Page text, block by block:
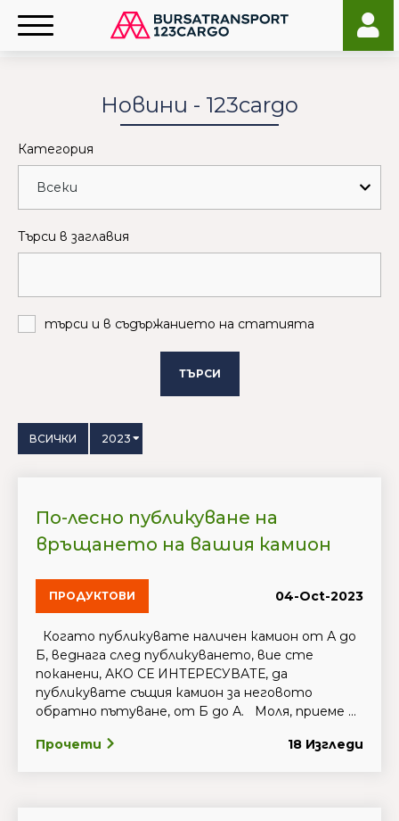
Новини - 123cargo
Категория
Търси в заглавия
търси и в съдържанието на статията
ТЪРСИ
ВСИЧКИ 2023
По-лесно публикуване на
връщането на вашия камион
ПРОДУКТОВИ 04-Oct-2023
Когато публикувате наличен камион от А до
Б, веднага след публикуването, вие сте
поканени, АКО СЕ ИНТЕРЕСУВАТЕ, да
публикувате същия камион за неговото
обратно пътуване, от Б до А. Моля, приеме ...
Прочети 18 Изгледи